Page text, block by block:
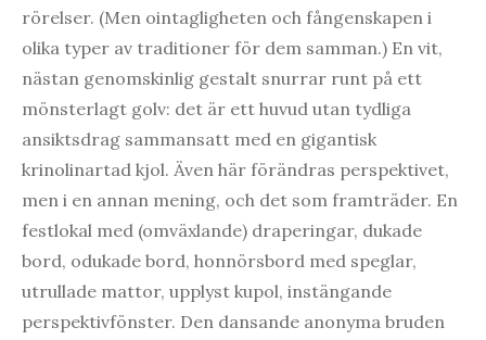
rörelser. (Men ointagligheten och fångenskapen i
olika typer av traditioner för dem samman.) En vit,
nästan genomskinlig gestalt snurrar runt på ett
mönsterlagt golv: det är ett huvud utan tydliga
ansiktsdrag sammansatt med en gigantisk
krinolinartad kjol. Även här förändras perspektivet,
men i en annan mening, och det som framträder. En
festlokal med (omväxlande) draperingar, dukade
bord, odukade bord, honnörsbord med speglar,
utrullade mattor, upplyst kupol, instängande
perspektivfönster. Den dansande anonyma bruden